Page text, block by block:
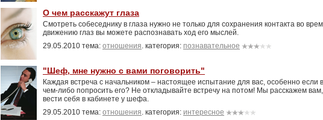
О чем расскажут глаза
Смотреть собеседнику в глаза нужно не только для сохранения контакта во
движению глаз вы можете распознавать ход его мыслей.
29.05.2010 тема: отношения. категория: познавательное
"Шеф, мне нужно с вами поговорить"
Каждая встреча с начальником – настоящее испытание для вас, особенно если
чем-либо попросить его? Не откладывайте встречу на потом! Мы расскажем
вести себя в кабинете у шефа.
29.05.2010 тема: отношения. категория: интересное